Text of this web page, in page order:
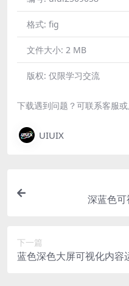
格式: fig
文件大小: 2 MB
版权: 仅限学习交流
下载遇到问题？可联系客服
UIUIX
深蓝色
下一篇
蓝色深色大屏可视化内容